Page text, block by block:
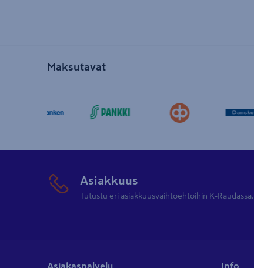
Maksutavat
Asiakkuus
Tutustu eri asiakkuusvaihtoehtoihin K-Raudassa.
Asiakaspalvelu Info